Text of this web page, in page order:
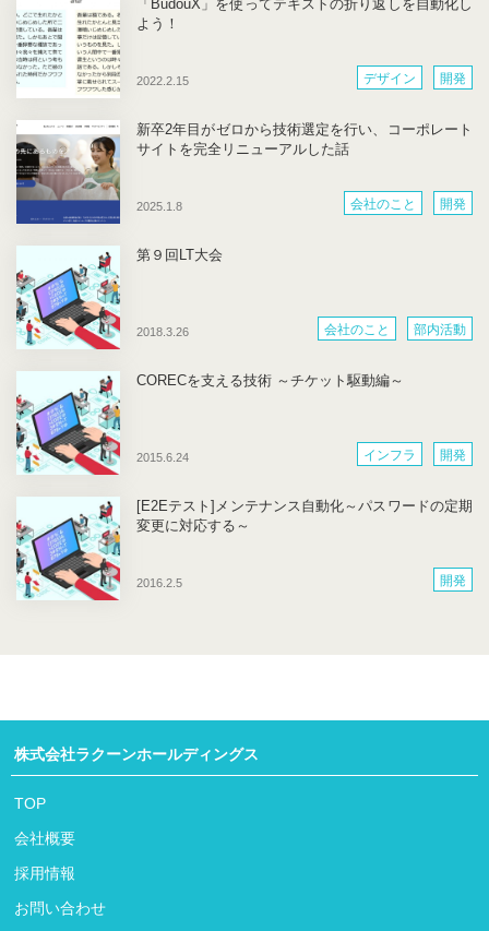
2022.2.15
「BudouX」を使ってテキストの折り返しを自動化し
よう！
デザイン 開発
2025.1.8
新卒2年目がゼロから技術選定を行い、コーポレート
サイトを完全リニューアルした話
会社のこと 開発
2018.3.26
第９回LT大会
会社のこと 部内活動
2015.6.24
CORECを支える技術 ～チケット駆動編～
インフラ 開発
2016.2.5
[E2Eテスト]メンテナンス自動化～パスワードの定期
変更に対応する～
開発
株式会社ラクーンホールディングス
TOP
会社概要
採用情報
お問い合わせ